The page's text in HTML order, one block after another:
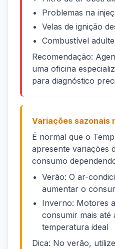
Problemas na
Velas de ignição
Combustível
Recomendação:
uma oficina
para diagnóstico
Variações sazonais
É normal que o
apresente variações
consumo
Verão: O ar-
aumentar o
Inverno: Motores
consumir mais até
temperatura ideal
Dica: No verão,